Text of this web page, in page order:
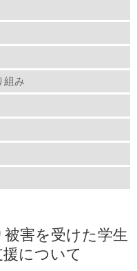
組み
被害を受けた学生
について